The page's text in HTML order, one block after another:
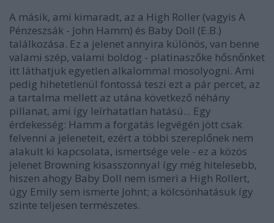
A másik, ami kimaradt, az a High Roller (vagyis A
Pénzeszsák - John Hamm) és Baby Doll (E.B.)
találkozása. Ez a jelenet annyira különös, van benne
valami szép, valami boldog - platinaszőke hősnőnket
itt láthatjuk egyetlen alkalommal mosolyogni. Ami
pedig hihetetlenül fontossá teszi ezt a pár percet, az
a tartalma mellett az utána következő néhány
pillanat, ami így leírhatatlan hatású... Egy
érdekesség: Hamm a forgatás legvégén jött csak
felvenni a jeleneteit, ezért a többi szereplőnek nem
alakult ki kapcsolata, ismertsége vele - ez a közös
jelenet Browning kisasszonnyal így még hitelesebb,
hiszen ahogy Baby Doll nem ismeri a High Rollert,
úgy Emily sem ismerte Johnt; a kölcsönhatásuk így
szinte teljesen természetes.